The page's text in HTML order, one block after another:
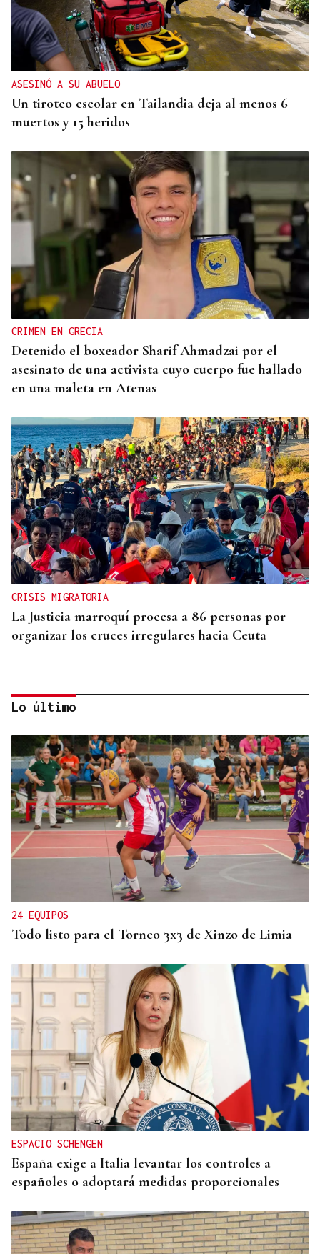
ASESINÓ A SU ABUELO
Un tiroteo escolar en Tailandia deja al menos 6
muertos y 15 heridos
CRIMEN EN GRECIA
Detenido el boxeador Sharif Ahmadzai por el
asesinato de una activista cuyo cuerpo fue hallado
en una maleta en Atenas
CRISIS MIGRATORIA
La Justicia marroquí procesa a 86 personas por
organizar los cruces irregulares hacia Ceuta
GUERRA EN IRÁN
Trump amenaza con un golpe “muy duro” si
Lo último
24 EQUIPOS
Todo listo para el Torneo 3x3 de Xinzo de Limia
ESPACIO SCHENGEN
España exige a Italia levantar los controles a
españoles o adoptará medidas proporcionales